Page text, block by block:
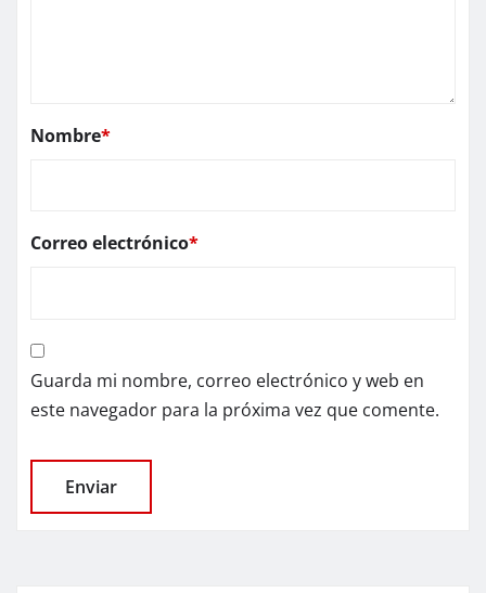
Nombre*
Correo electrónico*
Guarda mi nombre, correo electrónico y web en
este navegador para la próxima vez que comente.